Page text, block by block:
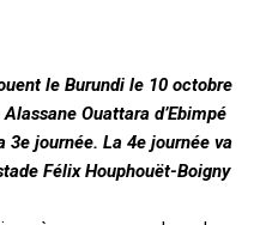
le Burundi le 10 octobre
Ouattara d’Ebimpé
journée. La 4e journée va
Félix Houphouët-Boigny